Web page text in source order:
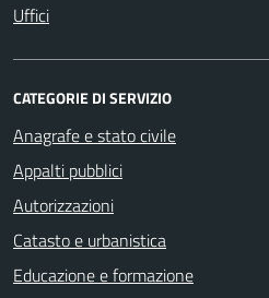
Uffici
CATEGORIE DI SERVIZIO
Anagrafe e stato civile
Appalti pubblici
Autorizzazioni
Catasto e urbanistica
Educazione e formazione